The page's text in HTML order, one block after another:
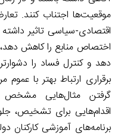
موقعیت‌ها اجتناب کنند.
اقتصادی-سیاسی تاثیر
اختصاص منابع را کاهش
دهد و کنترل فساد را
برقراری ارتباط بهتر با
گرفتن مثال‌هایی مشخص
اقدام‌هایی برای تشخیص،
برنامه‌های آموزشی کارکنان